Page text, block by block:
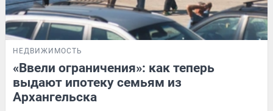
НЕДВИЖИМОСТЬ
«Ввели ограничения»: как теперь
выдают ипотеку семьям из
Архангельска